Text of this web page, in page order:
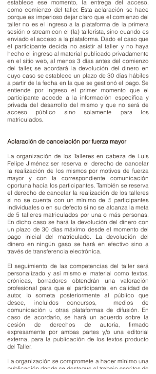
establece ese momento, la entrega del acceso,
como comienzo del taller. Esta aclaración se hace
porque es imperioso dejar claro que el comienzo del
taller no es el ingreso a la plataforma de la primera
sesión o stream con el (la) tallerista, sino cuando es
enviado el acceso a la plataforma. Dado el caso que
el participante decida no asistir al taller y no haya
hecho el ingreso al material publicado privadamente
en el sitio web, al menos 3 días antes del comienzo
del taller, se acordará la devolución del dinero en
cuyo caso se establece un plazo de 30 días hábiles
a partir de la fecha en la que se gestionó el pago. Se
entiende por ingreso el primer momento que el
participante accede a la información específica y
privada del desarrollo del mismo y que no será de
acceso público sino solamente para los
matriculados.
Aclaración de cancelación por fuerza mayor
La organización de los Talleres en cabeza de Luis
Felipe Jiménez ser reserva el derecho de cancelar
la realización de los mismos por motivos de fuerza
mayor y con la correspondiente comunicación
oportuna hacia los participantes. También se reserva
el derecho de cancelar la realización de los talleres
si no se cuenta con un mínimo de 5 participantes
individuales o en su defecto si no se alcanza la meta
de 5 talleres matriculados por una o más personas.
En dicho caso se hará la devolución del dinero con
un plazo de 30 días máximo desde el momento del
pago inicial del matriculado. La devolución del
dinero en ningún gaso se hará en efectivo sino a
través de transferencia electrónica.
El seguimiento de las competencias del taller será
personalizado y así mismo el material como textos,
crónicas, borradores obtendrán una valoración
profesional para que el participante, en calidad de
autor, lo someta posteriormente al público que
desee, incluidos concursos, medios de
comunicación u otras plataformas de difusión. En
caso de acordarlo, se hará un acuerdo sobre la
cesión de derechos de autoría, firmado
expresamente por ambas partes y/o una editorial
externa, para la publicación de los textos producto
del Taller.
La organización se compromete a hacer mínimo una
publicación donde se destaque el trabajo escritos de